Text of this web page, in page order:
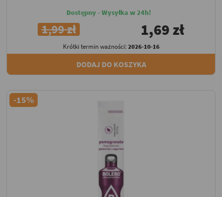
Dostępny - Wysyłka w 24h!
1,99 zł 1,69 zł
Krótki termin ważności:2026-10-16
DODAJ DO KOSZYKA
-15%